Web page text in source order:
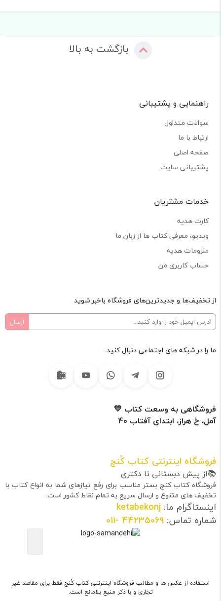
بازگشت به بالا
راهنمایی و پشتیبانی
سوالات متداول
ارتباط با ما
صفحه اصلی
پشتیبانی سایت
خدمات مشتریان
کارت هدیه
ویدیو، معرفی کتاب ها از زبان ما
ملزومات هدیه
حساب کاربری من
از تخفیف‌ها و جدیدترین‌های فروشگاه باخبر شوید
ما را در شبکه های اجتماعی دنبال کنید.
فروشگاهی به وسعت کتاب 💛
آمل، خ هراز، ابتدای آفتاب 40
فروشگاه اینترنتی کتاب کُنج
📚از پیش دبستانی تا دکتری
فروشگاه کتاب کنج بستر مناسب برای رفع نیازهای شما به انواع کتاب با
تخفیف های متنوع و ارسال سریع به تمام نقاط کشور است.
اینستاگرام ما: ketabekonj
شماره تماس: 44235069
-011
استفاده از عکس ها و مطالب فروشگاه اینترنتی کتاب کُنج فقط برای مقاصد غیر
تجاری و با ذکر منبع بلامانع است.